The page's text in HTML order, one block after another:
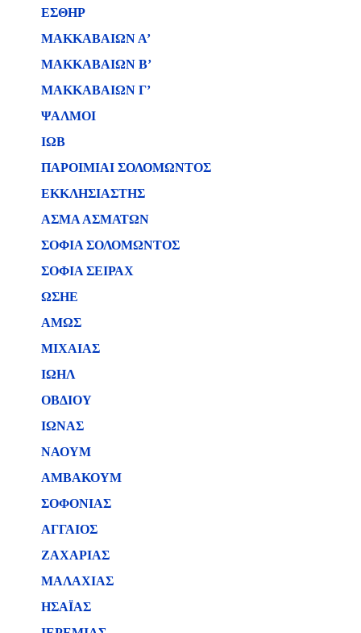
ΕΣΘΗΡ
ΜΑΚΚΑΒΑΙΩΝ Α’
ΜΑΚΚΑΒΑΙΩΝ Β’
ΜΑΚΚΑΒΑΙΩΝ Γ’
ΨΑΛΜΟΙ
ΙΩΒ
ΠΑΡΟΙΜΙΑΙ ΣΟΛΟΜΩΝΤΟΣ
ΕΚΚΛΗΣΙΑΣΤΗΣ
ΑΣΜΑ ΑΣΜΑΤΩΝ
ΣΟΦΙΑ ΣΟΛΟΜΩΝΤΟΣ
ΣΟΦΙΑ ΣΕΙΡΑΧ
ΩΣΗΕ
ΑΜΩΣ
ΜΙΧΑΙΑΣ
ΙΩΗΛ
ΟΒΔΙΟΥ
ΙΩΝΑΣ
ΝΑΟΥΜ
ΑΜΒΑΚΟΥΜ
ΣΟΦΟΝΙΑΣ
ΑΓΓΑΙΟΣ
ΖΑΧΑΡΙΑΣ
ΜΑΛΑΧΙΑΣ
ΗΣΑΪΑΣ